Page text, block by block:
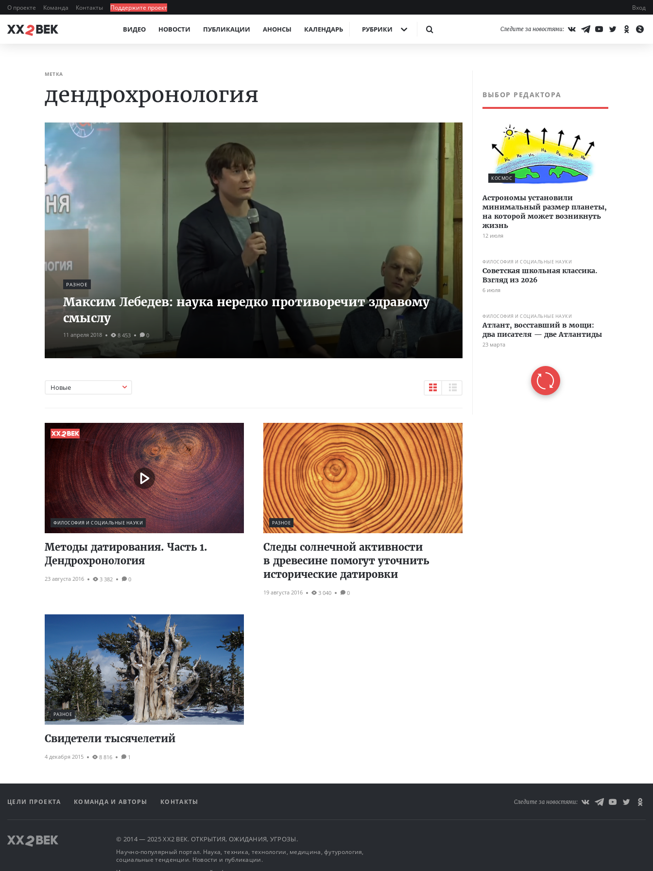
О проекте Команда Контакты Поддержите проект Вход
ВИДЕО НОВОСТИ ПУБЛИКАЦИИ АНОНСЫ КАЛЕНДАРЬ РУБРИКИ Следите за новостями:
МЕТКА
дендрохронология
РАЗНОЕ
Максим Лебедев: наука нередко противоречит здравому
смыслу
11 апреля 2018 8 453 0
Новые
ФИЛОСОФИЯ И СОЦИАЛЬНЫЕ НАУКИ
Методы датирования. Часть 1.
Дендрохронология
23 августа 2016 3 382 0
РАЗНОЕ
Следы солнечной активности
в древесине помогут уточнить
исторические датировки
19 августа 2016 3 040 0
РАЗНОЕ
Свидетели тысячелетий
4 декабря 2015 8 816 1
ВЫБОР РЕДАКТОРА
КОСМОС
Астрономы установили
минимальный размер планеты,
на которой может возникнуть
жизнь
12 июля
ФИЛОСОФИЯ И СОЦИАЛЬНЫЕ НАУКИ
Советская школьная классика.
Взгляд из 2026
6 июля
ФИЛОСОФИЯ И СОЦИАЛЬНЫЕ НАУКИ
Атлант, восставший в мощи:
два писателя — две Атлантиды
23 марта
ЦЕЛИ ПРОЕКТА КОМАНДА И АВТОРЫ КОНТАКТЫ Следите за новостями:
© 2014 — 2025 XX2 ВЕК. ОТКРЫТИЯ, ОЖИДАНИЯ, УГРОЗЫ.
Научно-популярный портал. Наука, техника, технологии, медицина, футурология,
социальные тенденции. Новости и публикации.